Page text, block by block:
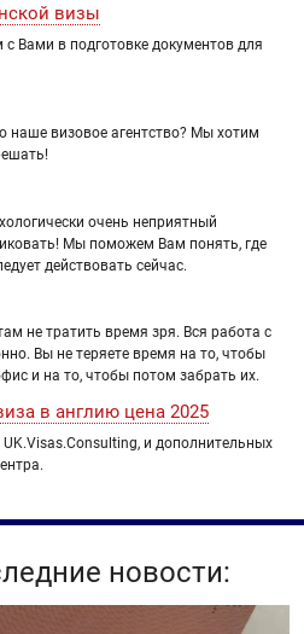
визы
Вами в подготовке документов для
наше визовое агентство? Мы хотим
очень неприятный
Мы поможем Вам понять, где
действовать сейчас.
не тратить время зря. Вся работа с
Вы не теряете время на то, чтобы
и на то, чтобы потом забрать их.
в англию цена 2025
и дополнительных
новости: